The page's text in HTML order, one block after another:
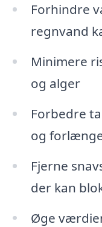
Forhindre
regnvand
Minimere
og alger
Forbedre
og
Fjerne
der kan
Øge